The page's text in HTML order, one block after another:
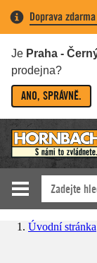
Doprava
Je Praha -
prodejna?
ANO, SPRÁVNĚ.
Úvodní stránka